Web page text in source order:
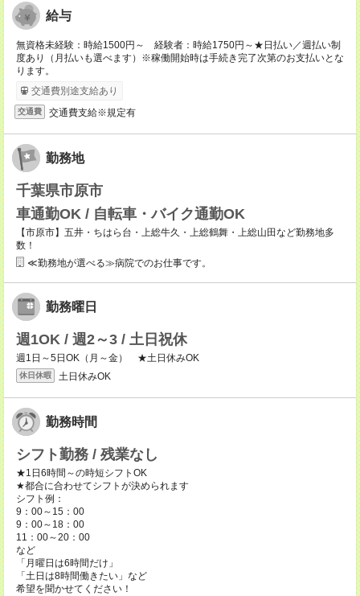
給与
無資格未経験：時給1500円～ 経験者：時給1750円～★日払い／週払い制
度あり（月払いも選べます）※稼働開始時は手続き完了次第のお支払いとな
ります。
交通費別途支給あり
交通費 交通費支給※規定有
勤務地
千葉県市原市
車通勤OK / 自転車・バイク通勤OK
【市原市】五井・ちはら台・上総牛久・上総鶴舞・上総山田など勤務地多
数！
≪勤務地が選べる≫病院でのお仕事です。
勤務曜日
週1OK / 週2～3 / 土日祝休
週1日～5日OK（月～金） ★土日休みOK
休日休暇 土日休みOK
勤務時間
シフト勤務 / 残業なし
★1日6時間～の時短シフトOK
★都合に合わせてシフトが決められます
シフト例：
9：00～15：00
9：00～18：00
11：00～20：00
など
「月曜日は6時間だけ」
「土日は8時間働きたい」など
希望を聞かせてください！